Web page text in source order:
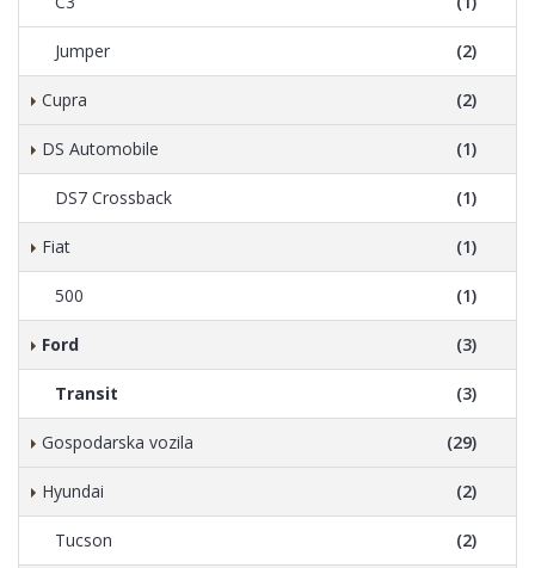
Jumper (2)
Cupra (2)
DS Automobile (1)
DS7 Crossback (1)
Fiat (1)
500 (1)
Ford (3)
Transit (3)
Gospodarska vozila (29)
Hyundai (2)
Tucson (2)